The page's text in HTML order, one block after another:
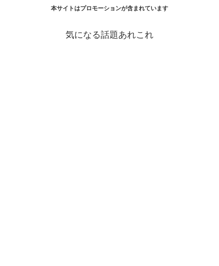
本サイトはプロモーションが含まれています
気になる話題あれこれ